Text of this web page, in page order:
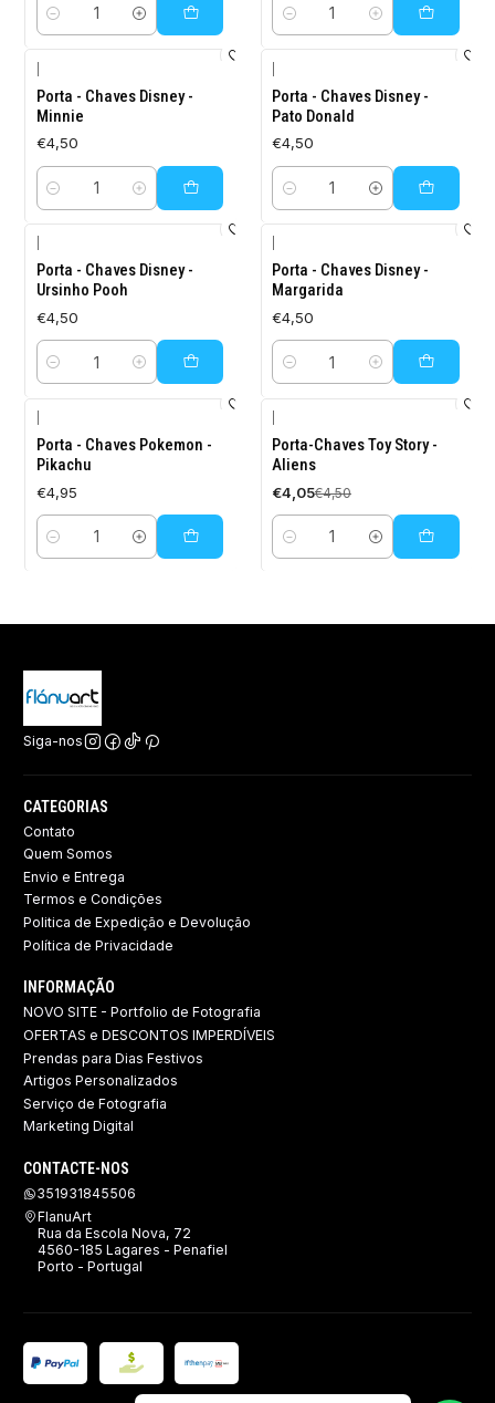
Quantidade Quantidade
Porta - Chaves Disney -
Minnie
€4,50
Quantidade
Porta - Chaves Disney -
Pato Donald
€4,50
Quantidade
Porta - Chaves Disney -
Ursinho Pooh
€4,50
Quantidade
Porta - Chaves Disney -
Margarida
€4,50
Quantidade
Porta - Chaves Pokemon -
Pikachu
€4,95
Quantidade
-10%
DESCONTO
Porta-Chaves Toy Story -
Aliens
€4,05€4,50
Quantidade
Siga-nos
CATEGORIAS
Contato
Quem Somos
Envio e Entrega
Termos e Condições
Politica de Expedição e Devolução ​
Política de Privacidade
INFORMAÇÃO
NOVO SITE - Portfolio de Fotografia
OFERTAS e DESCONTOS IMPERDÍVEIS
Prendas para Dias Festivos
Artigos Personalizados
Serviço de Fotografia
Marketing Digital
CONTACTE-NOS
351931845506
FlanuArt
Rua da Escola Nova, 72
4560-185 Lagares - Penafiel
Porto - Portugal